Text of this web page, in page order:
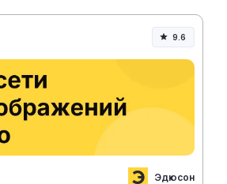
9.6
Эдюсон